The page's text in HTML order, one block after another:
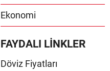
Ekonomi
FAYDALI LİNKLER
Döviz Fiyatları